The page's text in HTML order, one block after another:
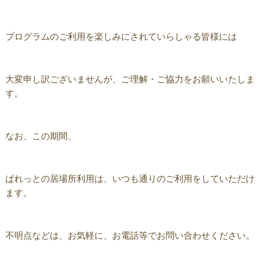
プログラムのご利用を楽しみにされていらしゃる皆様には
大変申し訳ございませんが、ご理解・ご協力をお願いいたしま
す。
なお、この期間、
ぱれっとの居場所利用は、いつも通りのご利用をしていただけ
ます。
不明点などは、お気軽に、お電話等でお問い合わせください。